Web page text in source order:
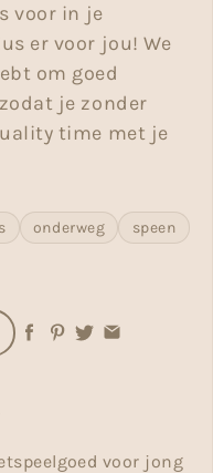
voor in je
er voor jou! We
om goed
je zonder
time met je
onderweg
speen
voor jong